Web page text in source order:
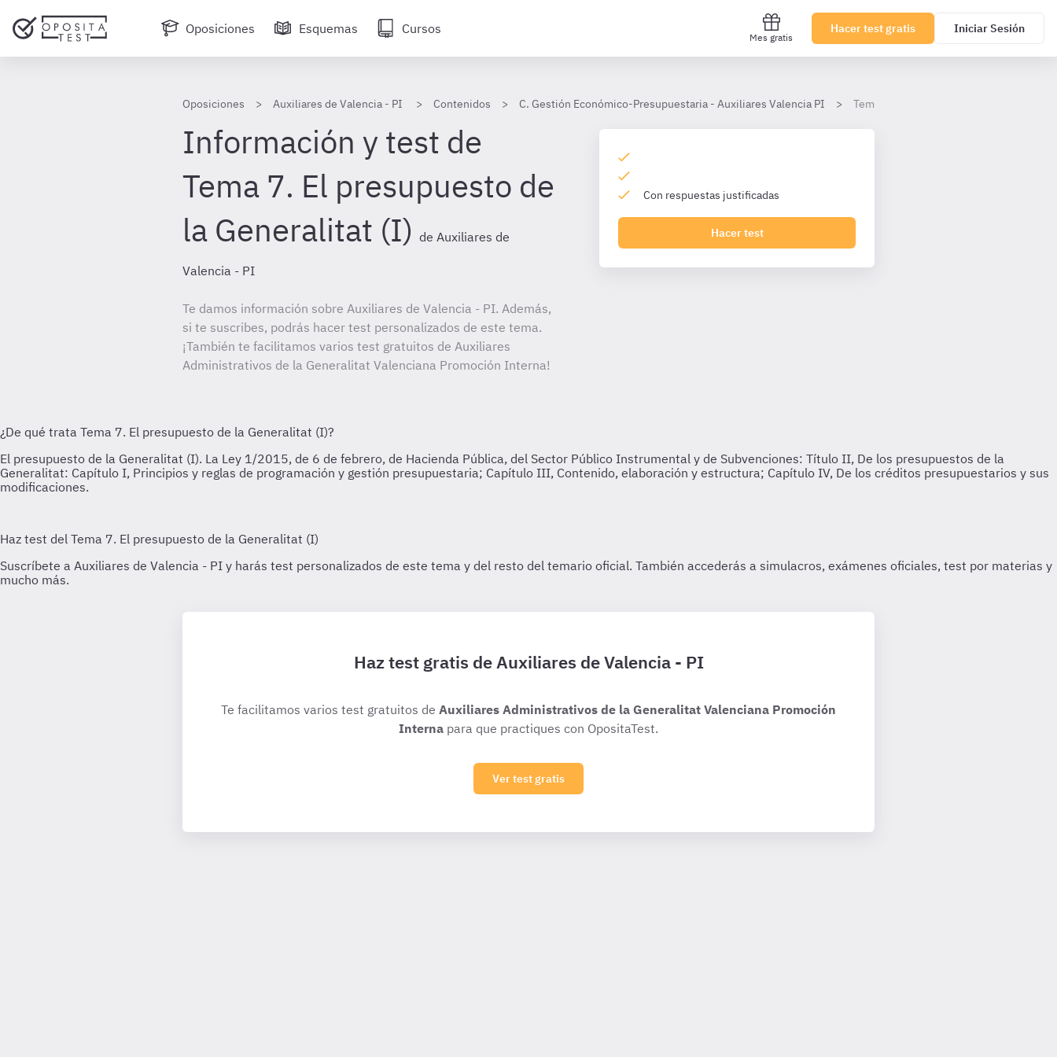
Oposiciones Esquemas Cursos
Mes gratis
Hacer test gratis Iniciar Sesión
Oposiciones Auxiliares de Valencia - PI Contenidos C. Gestión Económico-Presupuestaria - Auxiliares Valencia PI Tema 7. El presupuesto de la Generalitat
Información y test de
Tema 7. El presupuesto de
la Generalitat (I) de Auxiliares de
Valencia - PI
Te damos información sobre Auxiliares de Valencia - PI. Además,
si te suscribes, podrás hacer test personalizados de este tema.
¡También te facilitamos varios test gratuitos de Auxiliares
Administrativos de la Generalitat Valenciana Promoción Interna!
Con respuestas justificadas
Hacer test
Haz test gratis de Auxiliares de Valencia - PI
Te facilitamos varios test gratuitos de Auxiliares Administrativos de la Generalitat Valenciana Promoción
Interna para que practiques con OpositaTest.
Ver test gratis